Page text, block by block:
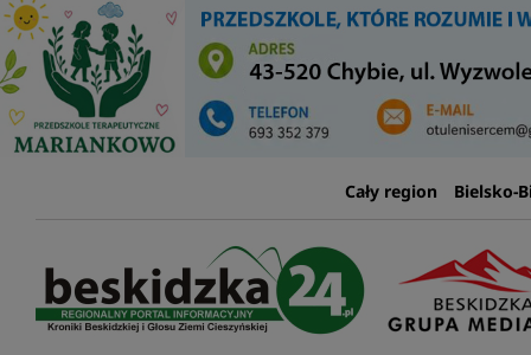
Przejdź
do
treści
Cały region Bielsko-